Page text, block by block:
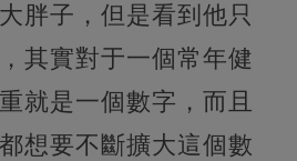
胖子，但是看到他只
其實對于一個常年健
就是一個數字，而且
想要不斷擴大這個數